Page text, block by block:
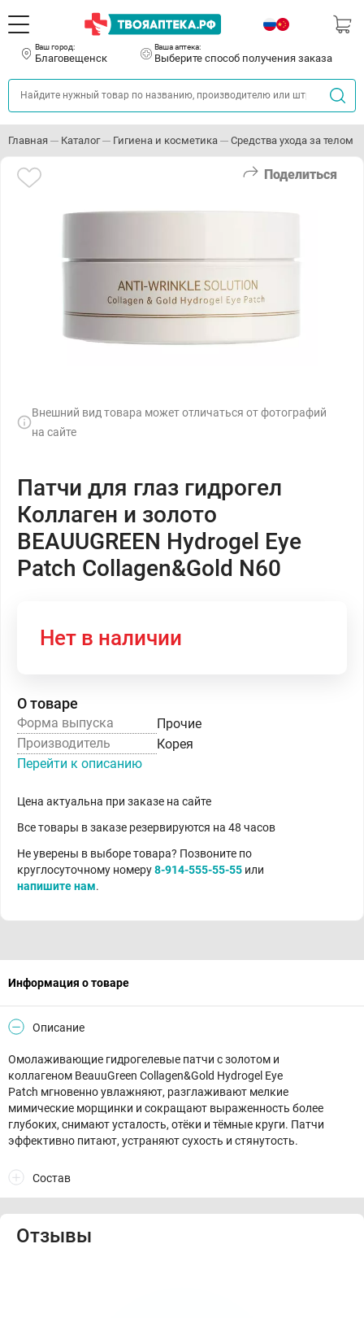
Ваш город:
Благовещенск
Ваша аптека:
Выберите способ получения заказа
Главная Каталог Гигиена и косметика Средства ухода за телом
Поделиться
Внешний вид товара может отличаться от фотографий
на сайте
Патчи для глаз гидрогел
Коллаген и золото
BEAUUGREEN Hydrogel Eye
Patch Collagen&Gold N60
Нет в наличии
О товаре
Форма выпуска
Прочие
Производитель
Корея
Перейти к описанию
Цена актуальна при заказе на сайте
Все товары в заказе резервируются на 48 часов
Не уверены в выборе товара? Позвоните по
круглосуточному номеру8-914-555-55-55 или
напишите нам.
Информация о товаре
Описание
Омолаживающие гидрогелевые патчи с золотом и
коллагеном BeauuGreen Collagen&Gold Hydrogel Eye
Patch мгновенно увлажняют, разглаживают мелкие
мимические морщинки и сокращают выраженность более
глубоких, снимают усталость, отёки и тёмные круги. Патчи
эффективно питают, устраняют сухость и стянутость.
Состав
Отзывы